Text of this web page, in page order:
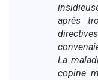
après
La
copine